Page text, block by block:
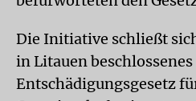
Die Initiative schließt
in Litauen beschlossenes
Entschädigungsgesetz